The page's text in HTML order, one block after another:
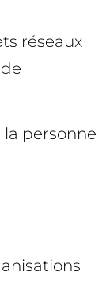
réseaux
personne